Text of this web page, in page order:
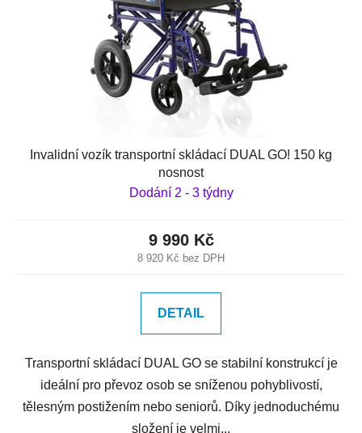
Invalidní vozík transportní skládací DUAL GO! 150 kg
nosnost
Dodání 2 - 3 týdny
8 920 Kč bez DPH
9 990 Kč
DETAIL
Transportní skládací DUAL GO se stabilní konstrukcí je
ideální pro převoz osob se sníženou pohyblivostí,
tělesným postižením nebo seniorů. Díky jednoduchému
složení je velmi...